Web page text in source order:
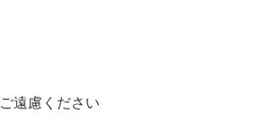
遠慮ください